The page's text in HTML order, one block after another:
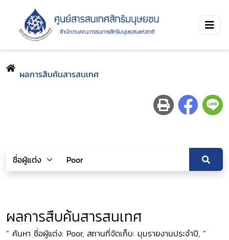
ผลการสืบค้นสารสนเทศ
ผลการสืบค้นสารสนเทศ
“ ค้นหา ชื่อผู้แต่ง: Poor, สถานที่จัดเก็บ: มุมรายงานประจำปี, ”